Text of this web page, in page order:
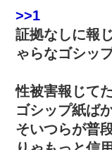
>>1
証拠なしに報
ゃらなゴシッ
性被害報じて
ゴシップ紙ば
そいつらが普